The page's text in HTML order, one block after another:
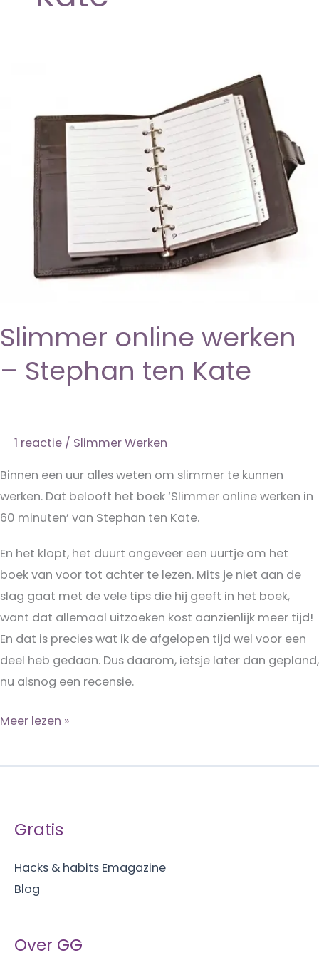
Slimmer online werken
– Stephan ten Kate
1 reactie / Slimmer Werken
Binnen een uur alles weten om slimmer te kunnen
werken. Dat belooft het boek ‘Slimmer online werken in
60 minuten’ van Stephan ten Kate.
En het klopt, het duurt ongeveer een uurtje om het
boek van voor tot achter te lezen. Mits je niet aan de
slag gaat met de vele tips die hij geeft in het boek,
want dat allemaal uitzoeken kost aanzienlijk meer tijd!
En dat is precies wat ik de afgelopen tijd wel voor een
deel heb gedaan. Dus daarom, ietsje later dan gepland,
nu alsnog een recensie.
Slimmer
werken
ten
Meer lezen »
Gratis
Hacks & habits Emagazine
Blog
Over GG